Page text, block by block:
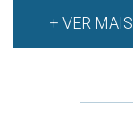
+ VER MAIS